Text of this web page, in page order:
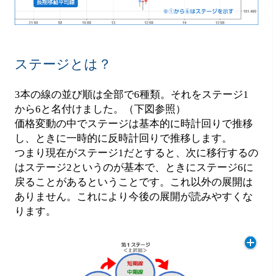
ステージとは？
3本の線の並び順は全部で6種類。それをステージ1
から6と名付けました。（下図参照）
価格変動の中でステージは基本的に時計回りで推移
し、ときに一時的に反時計回りで推移します。
つまり現在がステージ1だとすると、次に移行するの
はステージ2というのが基本で、ときにステージ6に
戻ることがあるということです。これ以外の展開は
ありません。これにより今後の展開が読みやすくな
ります。